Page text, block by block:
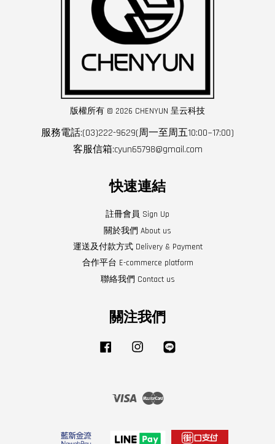
版權所有 © 2026 CHENYUN 呈云科技
服務電話:(03)222-9629(周一至周五10:00~17:00)
客服信箱:cyun65798@gmail.com
快速連結
註冊會員 Sign Up
關於我們 About us
運送及付款方式 Delivery & Payment
合作平台 E-commerce platform
聯絡我們 Contact us
關注我們
Facebook Instagram
Visa Master